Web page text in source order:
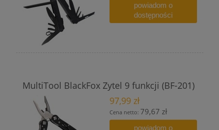
powiadom o
dostępności
MultiTool BlackFox Zytel 9 funkcji (BF-201)
97,99 zł
Cena netto: 79,67 zł
powiadom o